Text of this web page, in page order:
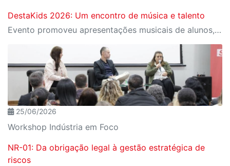
DestaKids 2026: Um encontro de música e talento
Evento promoveu apresentações musicais de alunos, performances do Núcleo de Dança e oficinas voltadas ao desenvolvimento artístico e à expressão dos estudantes.
25/06/2026
Workshop Indústria em Foco
NR-01: Da obrigação legal à gestão estratégica de
riscos